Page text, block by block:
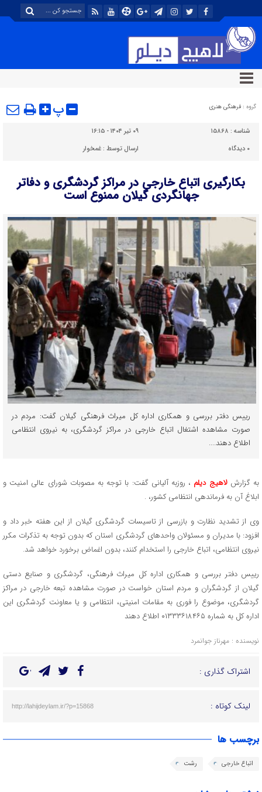
گروه : فرهنگی هنری پ
شناسه : ۱۵۸۶۸
۰۹ تیر ۱۴۰۴ - ۱۶:۱۵
۰ دیدگاه ارسال توسط :غمخوار
بکارگیری اتباع خارجی در مراکز گردشگری و دفاتر
جهانگردی گیلان ممنوع است
رییس دفتر بررسی و همکاری اداره کل میراث فرهنگی گیلان گفت: مردم در
صورت مشاهده اشتغال اتباع خارجی در مراکز گردشگری، به نیروی انتظامی
اطلاع دهند....
به گزارشلاهیج دیلم ، روزبه آلیانی گفت: با توجه به مصوبات شورای عالی امنیت و
ابلاغ آن به فرماندهی انتظامی کشور، .
وی از تشدید نظارت و بازرسی از تاسیسات گردشگری گیلان از این هفته خبر داد و
افزود: با مدیران و مسئولان واحد‌های گردشگری استان که بدون توجه به تذکرات مکرر
نیروی انتظامی، اتباع خارجی را استخدام کنند، بدون اغماض برخورد خواهد شد.
رییس دفتر بررسی و همکاری اداره کل میراث فرهنگی، گردشگری و صنایع دستی
گیلان از گردشگران و مردم استان خواست در صورت مشاهده تبعه خارجی در مراکز
گردشگری، موضوع را فوری به مقامات امنیتی، انتظامی و یا معاونت گردشگری این
اداره کل به شماره ۰۱۳۳۳۶۱۸۴۶۵ اطلاع دهند
نویسنده : مهرناز جوانمرد
اشتراک گذاری :
لینک کوتاه : http://lahijdeylam.ir/?p=15868
برچسب ها
اتباع خارجی رشت